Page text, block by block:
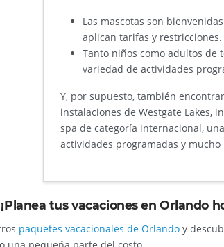
Las mascotas son
aplican tarifas y restricciones.
Tanto niños como adultos de
variedad de actividades
Y, por supuesto, también
instalaciones de Westgate Lakes,
spa de categoría internacional,
actividades programadas y mucho
¡Planea tus vacaciones en Orlando
paquetes vacacionales de Orlando y